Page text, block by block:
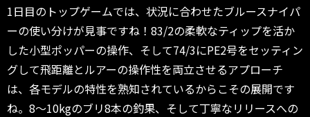
1日目のトップゲームでは、状況に合わせたブルースナイパ
ーの使い分けが見事ですね！83/2の柔軟なティップを活か
した小型ポッパーの操作、そして74/3にPE2号をセッティン
グして飛距離とルアーの操作性を両立させるアプローチ
は、各モデルの特性を熟知されているからこその展開です
ね。8〜10kgのブリ8本の釣果、そして丁寧なリリースへの